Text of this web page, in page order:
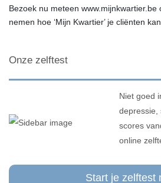
Bezoek nu meteen www.mijnkwartier.be
nemen hoe ‘Mijn Kwartier’ je cliënten
Onze zelftest
Niet goed
depressie,
scores
online
Start je zelftest